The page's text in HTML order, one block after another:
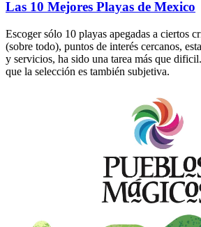
Las 10 Mejores Playas de Mexico
Escoger sólo 10 playas apegadas a ciertos
(sobre todo), puntos de interés cercanos,
y servicios, ha sido una tarea más que
que la selección es también subjetiva.